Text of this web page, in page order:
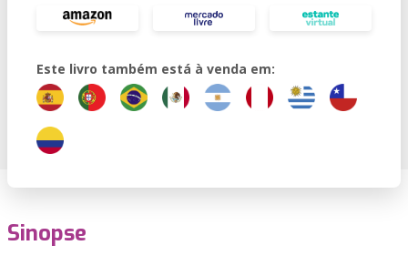
Este livro também está à venda em:
Sinopse